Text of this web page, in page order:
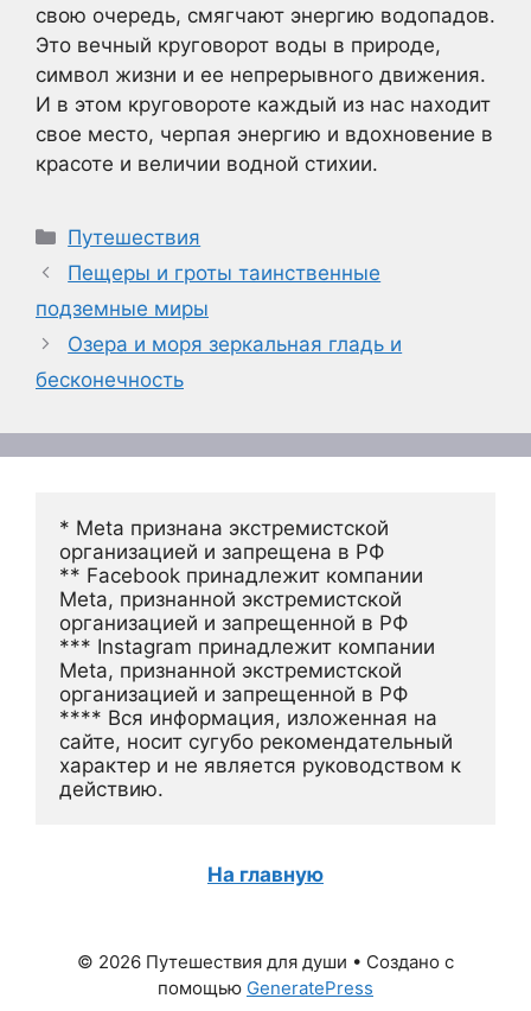
свою очередь, смягчают энергию водопадов.
Это вечный круговорот воды в природе,
символ жизни и ее непрерывного движения.
И в этом круговороте каждый из нас находит
свое место, черпая энергию и вдохновение в
красоте и величии водной стихии.
Рубрики
Путешествия
Пещеры и гроты таинственные
подземные миры
Озера и моря зеркальная гладь и
бесконечность
* Meta признана экстремистской
организацией и запрещена в РФ
** Facebook принадлежит компании
Meta, признанной экстремистской
организацией и запрещенной в РФ
*** Instagram принадлежит компании
Meta, признанной экстремистской
организацией и запрещенной в РФ
**** Вся информация, изложенная на
сайте, носит сугубо рекомендательный
характер и не является руководством к
действию.
На главную
© 2026 Путешествия для души • Создано с
помощью GeneratePress